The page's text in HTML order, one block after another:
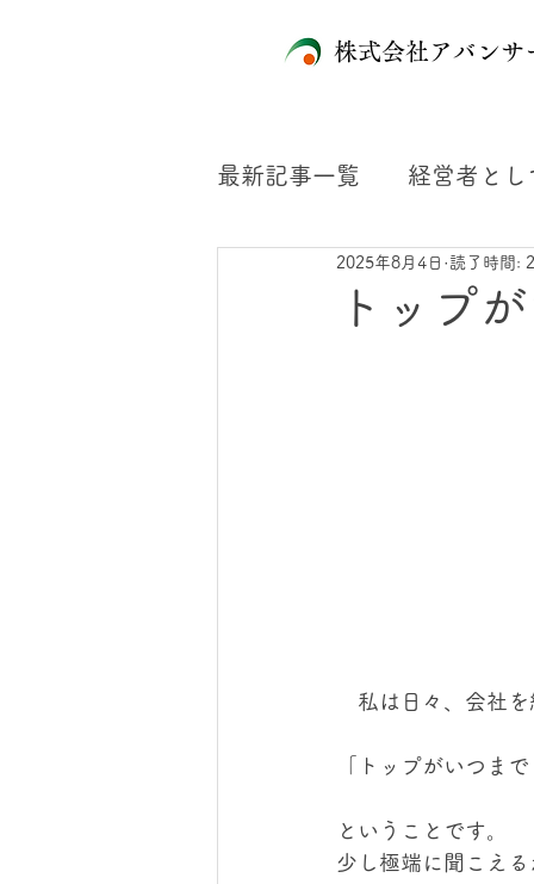
株式会社アバンサ
最新記事一覧 経営者とし
組織が会社にもたらす力
トップ
2025年8月4日 読了時間:
私は日々、会社を
「トップがいつま
ということです。
少し極端に聞こえ